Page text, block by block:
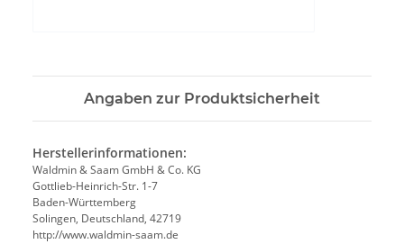
Angaben zur Produktsicherheit
Herstellerinformationen:
Waldmin & Saam GmbH & Co. KG
Gottlieb-Heinrich-Str. 1-7
Baden-Württemberg
Solingen, Deutschland, 42719
http://www.waldmin-saam.de